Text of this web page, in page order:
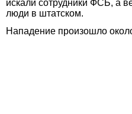
искали сотрудники ФСБ, а
люди в штатском.
Нападение произошло